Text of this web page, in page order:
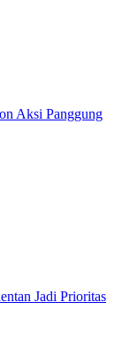
Aksi Panggung
Jadi Prioritas